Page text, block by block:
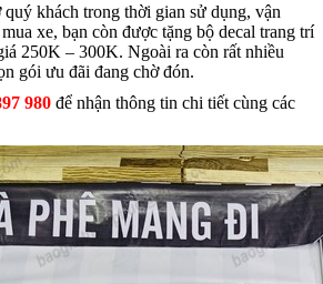
quý khách trong thời gian sử dụng, vận
xe, bạn còn được tặng bộ decal trang trí
250K – 300K. Ngoài ra còn rất nhiều
gói ưu đãi đang chờ đón.
980 để nhận thông tin chi tiết cùng các